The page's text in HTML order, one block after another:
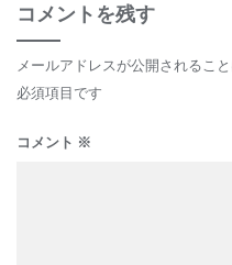
コメントを残す
メールアドレスが公開されること
必須項目です
コメント ※